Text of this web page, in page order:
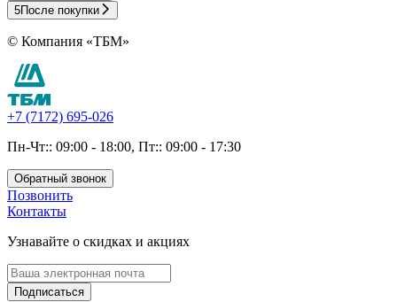
5После покупки
© Компания «ТБМ»
+7 (7172) 695-026
Пн-Чт:: 09:00 - 18:00, Пт:: 09:00 - 17:30
Обратный звонок
Позвонить
Контакты
Узнавайте о скидках и акциях
Подписаться